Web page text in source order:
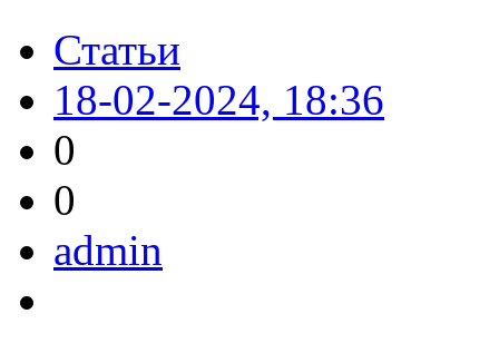
Статьи
18-02-2024, 18:36
0
0
admin